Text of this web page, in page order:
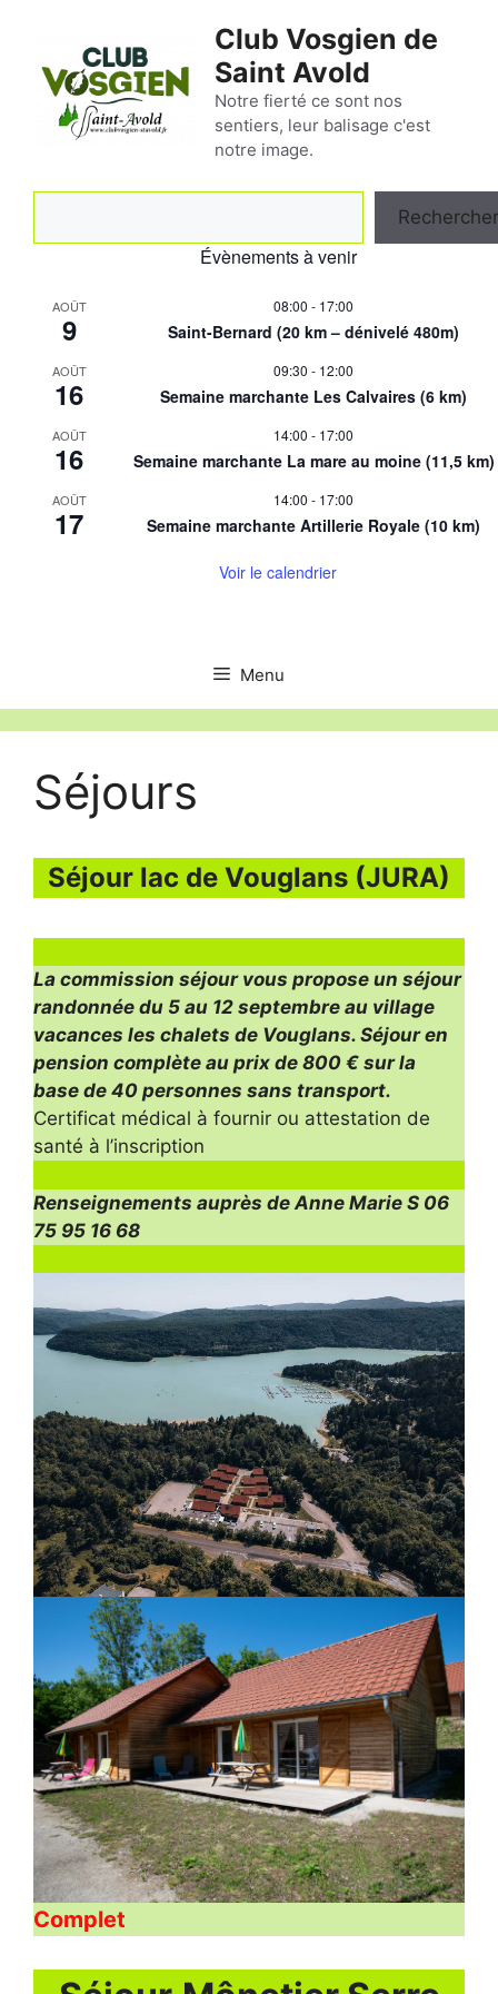
contenu
Club Vosgien de
Saint Avold
Notre fierté ce sont nos
sentiers, leur balisage c'est
notre image.
Rechercher
Évènements à venir
AOÛT
9
08:00 - 17:00
Saint-Bernard (20 km – dénivelé 480m)
AOÛT
16
09:30 - 12:00
Semaine marchante Les Calvaires (6 km)
AOÛT
16
14:00 - 17:00
Semaine marchante La mare au moine (11,5 km)
AOÛT
17
14:00 - 17:00
Semaine marchante Artillerie Royale (10 km)
Voir le calendrier
Menu
Séjours
Séjour lac de Vouglans (JURA)
La commission séjour vous propose un séjour
randonnée du 5 au 12 septembre au village
vacances les chalets de Vouglans. Séjour en
pension complète au prix de 800 € sur la
base de 40 personnes sans transport.
Certificat médical à fournir ou attestation de
santé à l’inscription
Renseignements auprès de Anne Marie S 06
75 95 16 68
Complet